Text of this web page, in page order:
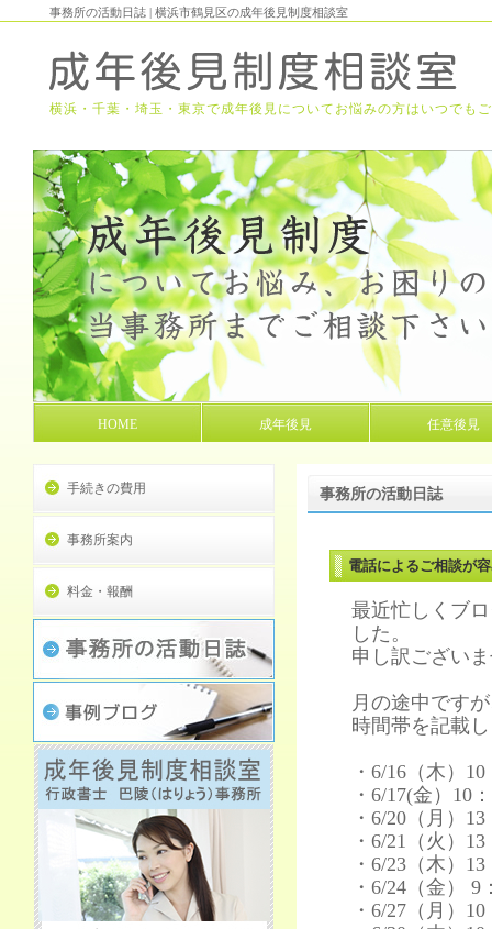
事務所の活動日誌 | 横浜市鶴見区の成年後見制度相談室
横浜・千葉・埼玉・東京で成年後見についてお悩みの方はいつでも
HOME 成年後見 任意後見
事務所の活動日誌
電話によるご相談が
最近忙しくブ
した。
申し訳ござい
月の途中です
時間帯を記載
・6/16（木）
・6/17(金）10
・6/20（月）
・6/21（火）
・6/23（木）
・6/24（金） 9
・6/27（月）
手続きの費用
事務所案内
料金・報酬